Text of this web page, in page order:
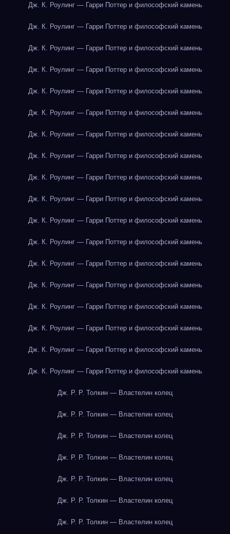
Дж. К. Роулинг — Гарри Поттер и философский камень
Дж. К. Роулинг — Гарри Поттер и философский камень
Дж. К. Роулинг — Гарри Поттер и философский камень
Дж. К. Роулинг — Гарри Поттер и философский камень
Дж. К. Роулинг — Гарри Поттер и философский камень
Дж. К. Роулинг — Гарри Поттер и философский камень
Дж. К. Роулинг — Гарри Поттер и философский камень
Дж. К. Роулинг — Гарри Поттер и философский камень
Дж. К. Роулинг — Гарри Поттер и философский камень
Дж. К. Роулинг — Гарри Поттер и философский камень
Дж. К. Роулинг — Гарри Поттер и философский камень
Дж. К. Роулинг — Гарри Поттер и философский камень
Дж. К. Роулинг — Гарри Поттер и философский камень
Дж. К. Роулинг — Гарри Поттер и философский камень
Дж. К. Роулинг — Гарри Поттер и философский камень
Дж. К. Роулинг — Гарри Поттер и философский камень
Дж. К. Роулинг — Гарри Поттер и философский камень
Дж. К. Роулинг — Гарри Поттер и философский камень
Дж. Р. Р. Толкин — Властелин колец
Дж. Р. Р. Толкин — Властелин колец
Дж. Р. Р. Толкин — Властелин колец
Дж. Р. Р. Толкин — Властелин колец
Дж. Р. Р. Толкин — Властелин колец
Дж. Р. Р. Толкин — Властелин колец
Дж. Р. Р. Толкин — Властелин колец